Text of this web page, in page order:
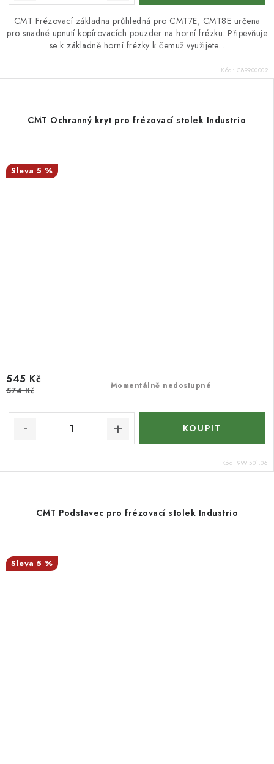
CMT Frézovací základna průhledná pro CMT7E, CMT8E určena
pro snadné upnutí kopírovacích pouzder na horní frézku. Připevňuje
se k základně horní frézky k čemuž využijete...
Kód: C89900002
CMT Ochranný kryt pro frézovací stolek Industrio
5 %
Momentálně nedostupné
545 Kč
574 Kč
Kód: 999.501.06
CMT Podstavec pro frézovací stolek Industrio
5 %